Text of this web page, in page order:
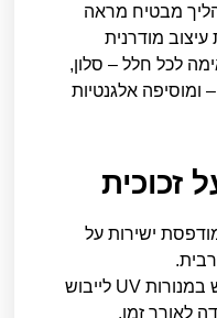
מבטיח מראה
מודרנית
לכל חלל – סלון,
ומוסיפה אלגנטיות
זכוכית
ישירות על
: שימוש במנורות UV לייבוש
לאורך זמן.